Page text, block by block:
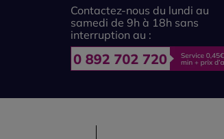
Contactez-nous du lundi au
samedi de 9h à 18h sans
interruption au :